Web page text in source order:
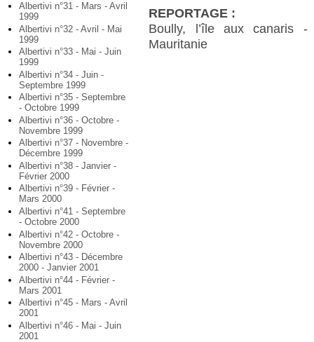
Albertivi n°31 - Mars - Avril
1999
Albertivi n°32 - Avril - Mai
1999
Albertivi n°33 - Mai - Juin
1999
Albertivi n°34 - Juin -
Septembre 1999
Albertivi n°35 - Septembre
- Octobre 1999
Albertivi n°36 - Octobre -
Novembre 1999
Albertivi n°37 - Novembre -
Décembre 1999
Albertivi n°38 - Janvier -
Février 2000
Albertivi n°39 - Février -
Mars 2000
Albertivi n°41 - Septembre
- Octobre 2000
Albertivi n°42 - Octobre -
Novembre 2000
Albertivi n°43 - Décembre
2000 - Janvier 2001
Albertivi n°44 - Février -
Mars 2001
Albertivi n°45 - Mars - Avril
2001
Albertivi n°46 - Mai - Juin
2001
REPORTAGE :
Boully, l’île aux canaris
Mauritanie